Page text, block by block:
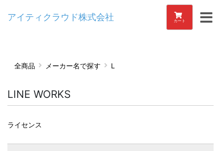
アイティクラウド株式会社 カート
全商品 メーカー名で探す L
LINE WORKS
ライセンス